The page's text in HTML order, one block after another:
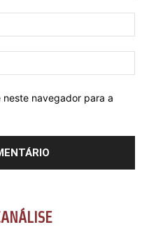
neste navegador para a